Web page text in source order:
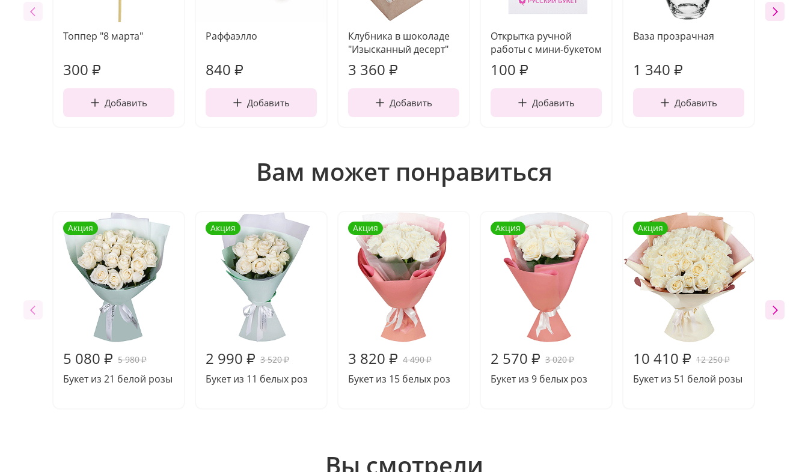
Топпер "8 марта"
300 ₽
Добавить
Раффаэлло
840 ₽
Добавить
Клубника в шоколаде
"Изысканный десерт"
3 360 ₽
Добавить
Открытка ручной
работы с мини-букетом
100 ₽
Добавить
Ваза прозрачная
1 340 ₽
Добавить
Вам может понравиться
Акция
5 080 ₽ 5 980₽
Букет из 21 белой розы
Акция
2 990 ₽ 3 520₽
Букет из 11 белых роз
Акция
3 820 ₽ 4 490₽
Букет из 15 белых роз
Акция
2 570 ₽ 3 020₽
Букет из 9 белых роз
Акция
10 410 ₽ 12 250₽
Букет из 51 белой розы
Вы смотрели